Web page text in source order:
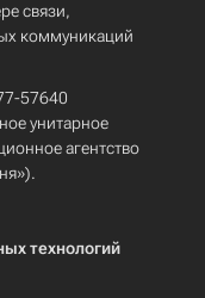
связи,
коммуникаций
57640
унитарное
агентство
технологий